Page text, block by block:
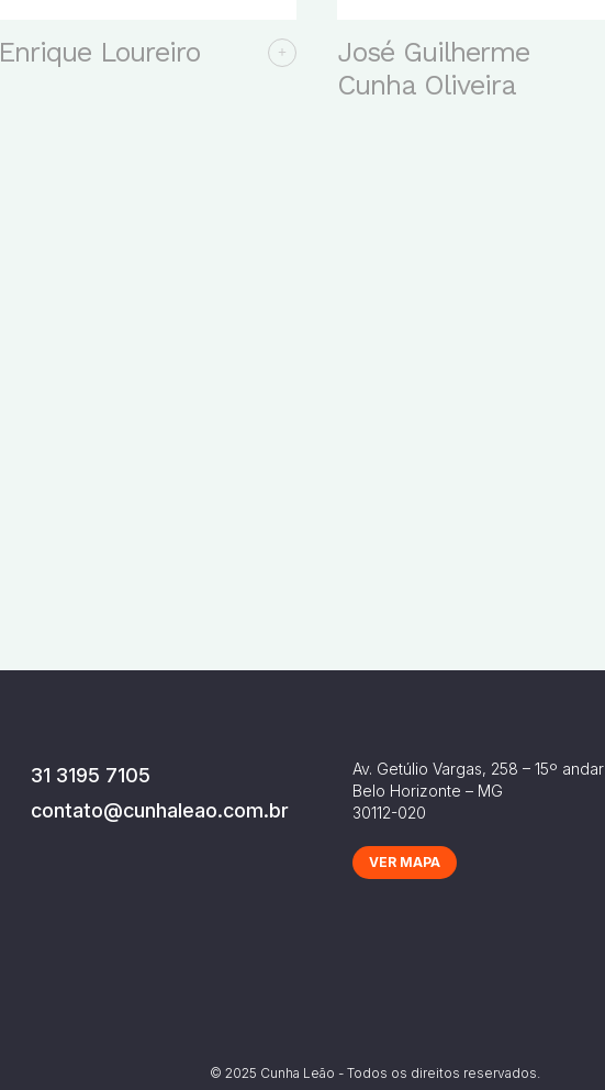
Enrique Loureiro
José Guilherme
Cunha Oliveira
31 3195 7105
contato@cunhaleao.com.br
Av. Getúlio Vargas, 258 – 15º andar
Belo Horizonte – MG
30112-020
VER MAPA
© 2025 Cunha Leão - Todos os direitos reservados.